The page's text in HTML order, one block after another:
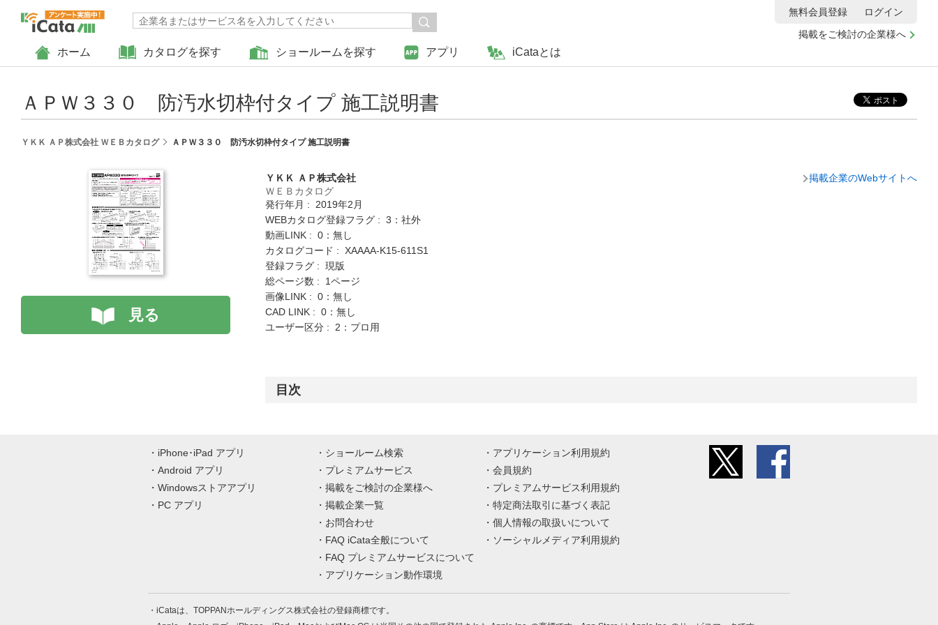
ホーム カタログを探す ショールームを探す アプリ iCataとは
掲載をご検討の企業様へ
無料会員登録 ログイン
ＡＰＷ３３０ 防汚水切枠付タイプ 施工説明書
ＹＫＫ ＡＰ株式会社 ＷＥＢカタログ ＡＰＷ３３０ 防汚水切枠付タイプ 施工説明書
見る
ＹＫＫ ＡＰ株式会社
ＷＥＢカタログ
発行年月 : 2019年2月
WEBカタログ登録フラグ : 3：社外
動画LINK : 0：無し
カタログコード : XAAAA-K15-611S1
登録フラグ : 現版
総ページ数 : 1ページ
画像LINK : 0：無し
CAD LINK : 0：無し
ユーザー区分 : 2：プロ用
掲載企業のWebサイトへ
目次
iPhone･iPad アプリ
Android アプリ
Windowsストアアプリ
PC アプリ
ショールーム検索
プレミアムサービス
掲載をご検討の企業様へ
掲載企業一覧
お問合わせ
FAQ iCata全般について
FAQ プレミアムサービスについて
アプリケーション動作環境
アプリケーション利用規約
会員規約
プレミアムサービス利用規約
特定商法取引に基づく表記
個人情報の取扱いについて
ソーシャルメディア利用規約
iCataは、TOPPANホールディングス株式会社の登録商標です。